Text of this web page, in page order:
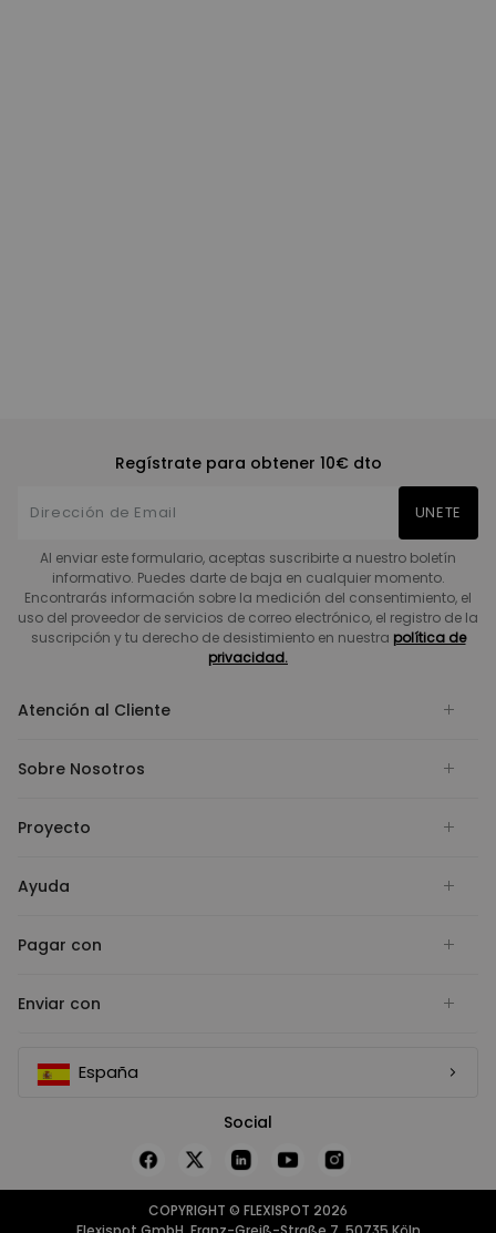
Regístrate para obtener 10€ dto
UNETE
Al enviar este formulario, aceptas suscribirte a nuestro boletín
informativo. Puedes darte de baja en cualquier momento.
Encontrarás información sobre la medición del consentimiento, el
uso del proveedor de servicios de correo electrónico, el registro de la
suscripción y tu derecho de desistimiento en nuestra política de
privacidad.
Atención al Cliente
Sobre Nosotros
Proyecto
Ayuda
Pagar con
Enviar con
España
Social
COPYRIGHT © FLEXISPOT 2026